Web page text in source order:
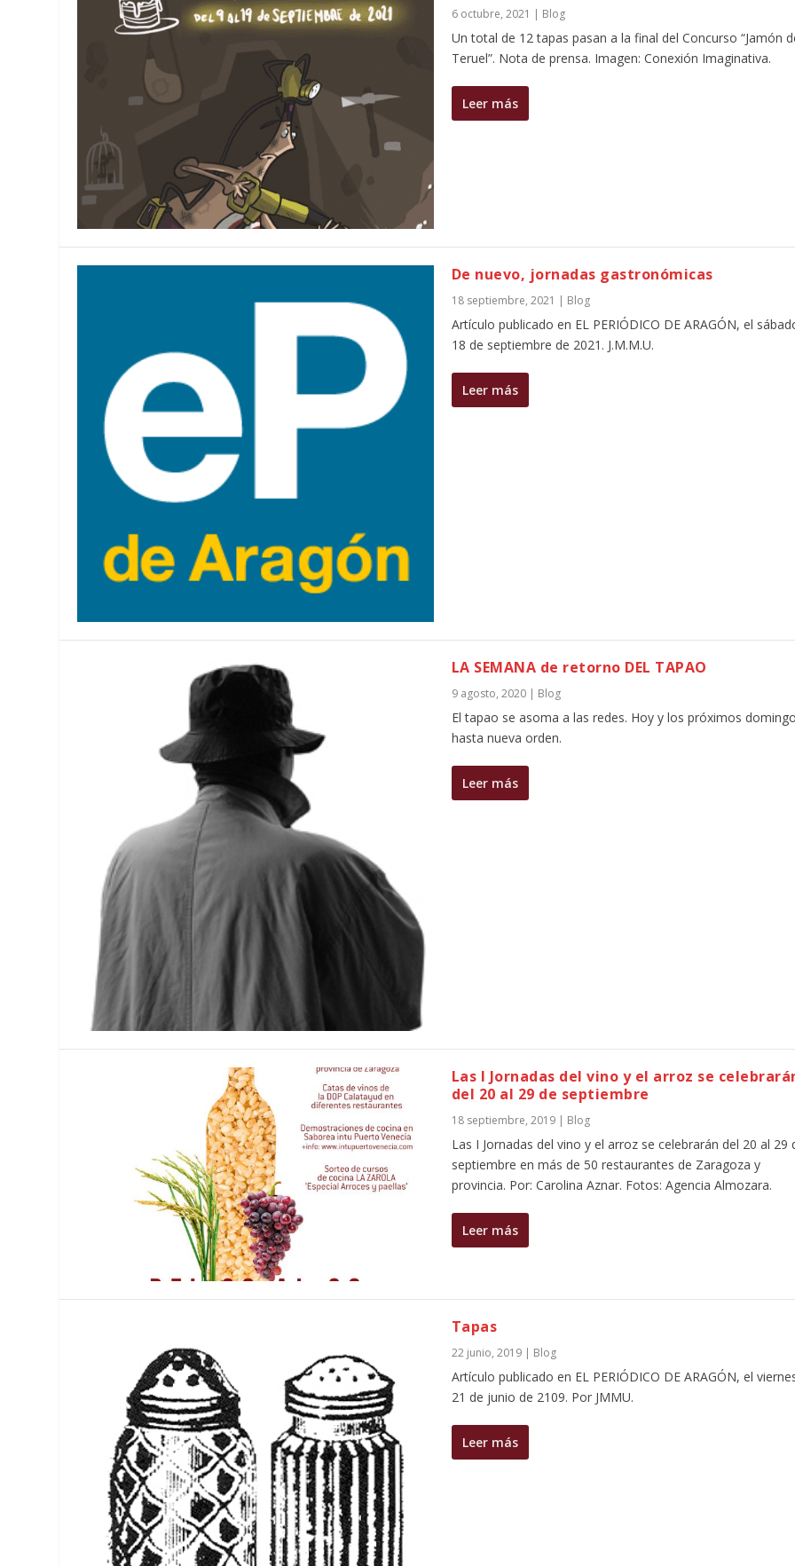
6 octubre, 2021 | Blog
Un total de 12 tapas pasan a la final del Concurso “Jamón
Teruel”. Nota de prensa. Imagen: Conexión Imaginativa.
Leer más
De nuevo, jornadas gastronómicas
18 septiembre, 2021 | Blog
Artículo publicado en EL PERIÓDICO DE ARAGÓN, el
18 de septiembre de 2021. J.M.M.U.
Leer más
LA SEMANA de retorno DEL TAPAO
9 agosto, 2020| Blog
El tapao se asoma a las redes. Hoy y los próximos
hasta nueva orden.
Leer más
Las I Jornadas del vino y el arroz se
del 20 al 29 de septiembre
18 septiembre, 2019| Blog
Las I Jornadas del vino y el arroz se celebrarán del 20 al 29
septiembre en más de 50 restaurantes de Zaragoza y
provincia. Por: Carolina Aznar. Fotos: Agencia Almozara.
Leer más
Tapas
22 junio, 2019| Blog
Artículo publicado en EL PERIÓDICO DE ARAGÓN, el
21 de junio de 2109. Por JMMU.
Leer más